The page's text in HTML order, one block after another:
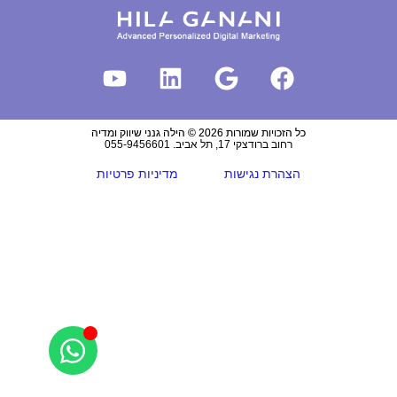
כל הזכויות שמורות 2026 © הילה גנני שיווק ומדיה
רחוב ברודצקי 17, תל אביב. 055-9456601
הצהרת נגישות מדיניות פרטיות